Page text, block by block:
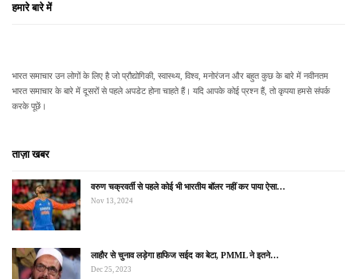
हमारे बारे में
भारत समाचार उन लोगों के लिए है जो प्रौद्योगिकी, स्वास्थ्य, विश्व, मनोरंजन और बहुत कुछ के बारे में नवीनतम
भारत समाचार के बारे में दूसरों से पहले अपडेट होना चाहते हैं। यदि आपके कोई प्रश्न हैं, तो कृपया हमसे संपर्क
करके पूछें।
ताज़ा खबर
वरुण चक्रवर्ती से पहले कोई भी भारतीय बॉलर नहीं कर पाया ऐसा…
Nov 13, 2024
लाहौर से चुनाव लड़ेगा हाफिज सईद का बेटा, PMML ने इतने…
Dec 25, 2023